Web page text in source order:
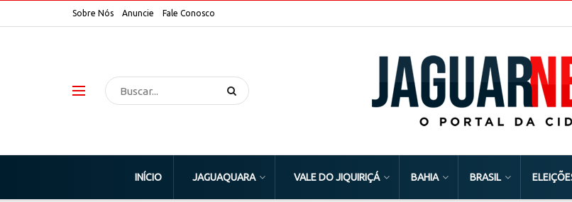
Sobre Nós Anuncie Fale Conosco
INÍCIO JAGUAQUARA VALE DO JIQUIRIÇÁ BAHIA BRASIL